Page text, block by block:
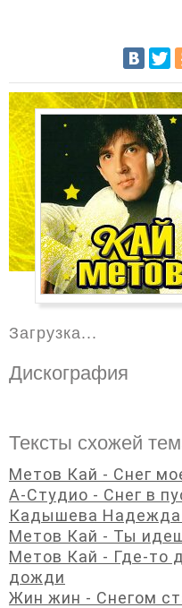
Загрузка...
Дискография
Тексты схожей
Метов Кай - Снег
А-Студио - Снег в
Кадышева Надежда
Метов Кай - Ты
Метов Кай - Где-то
дожди
Жин жин - Снегом